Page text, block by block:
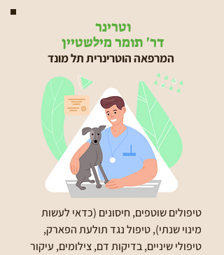
וטרינר
דר' תומר מילשטיין
המרפאה הוטרינרית תל מונד
טיפולים שוטפים, חיסונים (כדאי לעשות
מינוי שנתי), טיפול נגד תולעת הפארק,
טיפולי שיניים, בדיקות דם, צילומים, עיקור